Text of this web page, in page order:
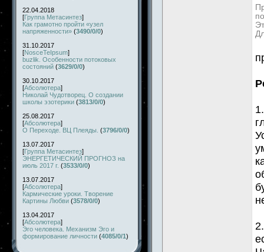
22.04.2018
[Группа Метасинтез]
Как грамотно пройти «узел
напряженности» (3490/0/0)
31.10.2017
[NosceTeIpsum]
buzlik. Особенности потоковых
состояний (3629/0/0)
30.10.2017
[Абсолютера]
Николай Чудотворец. О создании
школы эзотерики (3813/0/0)
25.08.2017
[Абсолютера]
О Переходе. ВЦ Плеяды. (3796/0/0)
13.07.2017
[Группа Метасинтез]
ЭНЕРГЕТИЧЕСКИЙ ПРОГНОЗ на
июль 2017 г. (3533/0/0)
13.07.2017
[Абсолютера]
Кармические уроки. Творение
Картины Любви (3578/0/0)
13.04.2017
[Абсолютера]
Эго человека. Механизм Эго и
формирование личности (4085/0/1)